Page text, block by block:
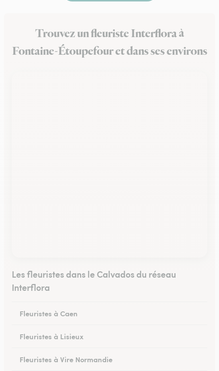
Trouvez un fleuriste Interflora à
Fontaine-Étoupefour et dans ses environs
Les fleuristes dans le Calvados du réseau
Interflora
Fleuristes à Caen
Fleuristes à Lisieux
Fleuristes à Vire Normandie